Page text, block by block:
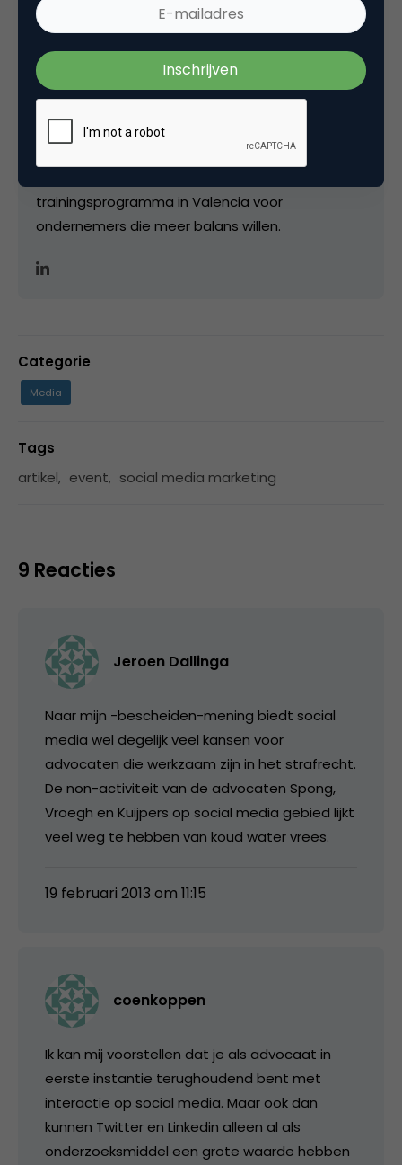
in 2019 voor Top 100 Global Social Selling Speakers
✔ Bedenker van de B.E.S.T. Social Selling
methodiek en S.T.E.P.S. Social Selling Strategie.
Veelgevraagd spreker en trainer om organisaties
verder te helpen met de Digitale Transformatie
van hun sales- en marketingafdeling. Tevens
trainingsprogramma in Valencia voor
ondernemers die meer balans willen.
Categorie
Media
Tags
artikel, event, social media marketing
9 Reacties
Jeroen Dallinga
Naar mijn -bescheiden-mening biedt social
media wel degelijk veel kansen voor
advocaten die werkzaam zijn in het strafrecht.
De non-activiteit van de advocaten Spong,
Vroegh en Kuijpers op social media gebied lijkt
veel weg te hebben van koud water vrees.
19 februari 2013 om 11:15
coenkoppen
Ik kan mij voorstellen dat je als advocaat in
eerste instantie terughoudend bent met
interactie op social media. Maar ook dan
kunnen Twitter en Linkedin alleen al als
onderzoeksmiddel een grote waarde hebben